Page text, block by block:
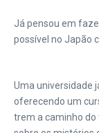
Já pensou em
possível no Japão
Uma universidade
oferecendo um
trem a caminho